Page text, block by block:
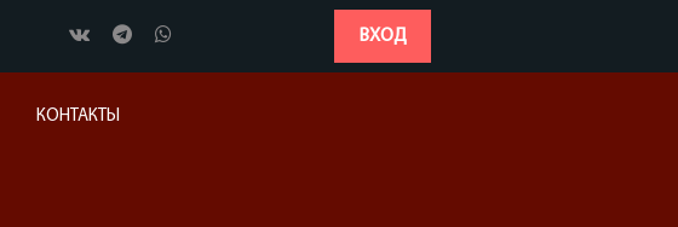
ВХОД
КОНТАКТЫ